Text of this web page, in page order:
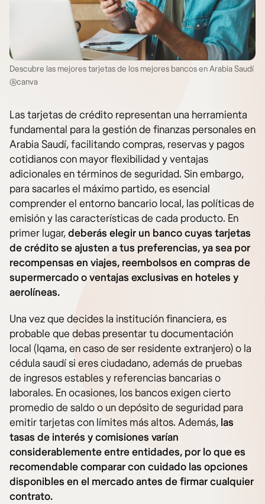
Descubre las mejores tarjetas de los mejores bancos en Arabia Saudí
@canva
Las tarjetas de crédito representan una herramienta
fundamental para la gestión de finanzas personales en
Arabia Saudí, facilitando compras, reservas y pagos
cotidianos con mayor flexibilidad y ventajas
adicionales en términos de seguridad. Sin embargo,
para sacarles el máximo partido, es esencial
comprender el entorno bancario local, las políticas de
emisión y las características de cada producto. En
primer lugar,deberás elegir un banco cuyas tarjetas
de crédito se ajusten a tus preferencias, ya sea por
recompensas en viajes, reembolsos en compras de
supermercado o ventajas exclusivas en hoteles y
aerolíneas.
Una vez que decides la institución financiera, es
probable que debas presentar tu documentación
local (Iqama, en caso de ser residente extranjero) o la
cédula saudí si eres ciudadano, además de pruebas
de ingresos estables y referencias bancarias o
laborales. En ocasiones, los bancos exigen cierto
promedio de saldo o un depósito de seguridad para
emitir tarjetas con límites más altos. Además, las
tasas de interés y comisiones varían
considerablemente entre entidades, por lo que es
recomendable comparar con cuidado las opciones
disponibles en el mercado antes de firmar cualquier
contrato.